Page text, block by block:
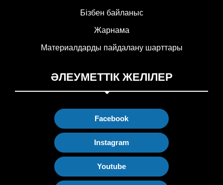
Бізбен байланыс
Жарнама
Материалдарды пайдалану шарттары
ӘЛЕУМЕТТІК ЖЕЛІЛЕР
Facebook
Instagram
Youtube